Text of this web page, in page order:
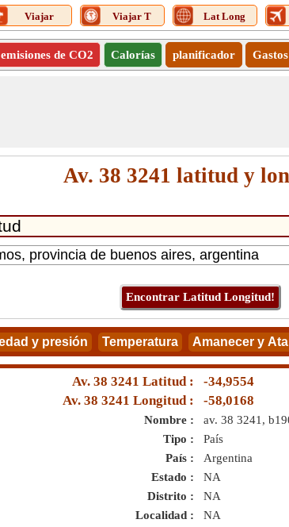
Viajar Viajar T Lat Long
emisiones de CO2 Calorías planificador
Av. 38 3241 latitud y
Av. 38 3241 Latitud :
-34,9554
Av. 38 3241 Longitud :
-58,0168
Nombre :
av. 38 3241,
Tipo :
País
País :
Argentina
Estado :
NA
Distrito :
NA
Localidad :
NA